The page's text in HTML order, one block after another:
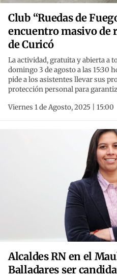
Club “Ruedas de
encuentro masivo de
de Curicó
La actividad, gratuita y abierta a
domingo 3 de agosto a las 15:30
pide a los asistentes llevar sus
protección personal para
Viernes 1 de Agosto, 2025 | 15:00
Alcaldes RN en el
Balladares ser